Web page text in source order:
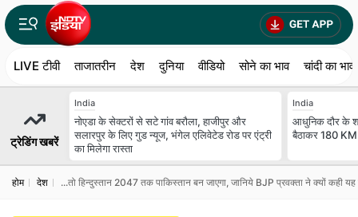
LIVE टीवी ताजातरीन देश दुनिया वीडियो सोने का भाव चांदी का भाव
ट्रेडिंग खबरें
India
नोएडा के सेक्टरों से सटे गांव बरौला, हाजीपुर और
सलारपुर के लिए गुड न्यूज, भंगेल एलिवेटेड रोड पर एंट्री
का मिलेगा रास्ता
India
आधुनिक दौर के
बैठाकर 180 KM
होम देश ...तो हिन्दुस्तान 2047 तक पाकिस्तान बन जाएगा, जानिये BJP प्रवक्ता ने क्यों कही यह